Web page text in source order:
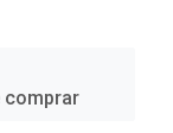
comprar